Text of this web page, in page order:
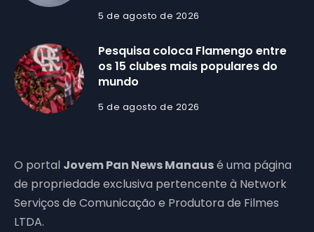
5 de agosto de 2026
Pesquisa coloca Flamengo entre
os 15 clubes mais populares do
mundo
5 de agosto de 2026
O portal Jovem Pan News Manausé uma página
de propriedade exclusiva pertencente à Network
Serviços de Comunicação e Produtora de Filmes
LTDA.